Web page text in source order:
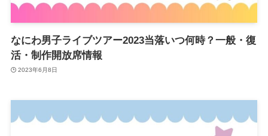
なにわ男子ライブツアー2023当落いつ何時？一般・復
活・制作開放席情報
2023年6月8日